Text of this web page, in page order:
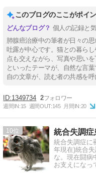
このブログのここがポイ
個人の記録と
肺腺癌治療中の筆者が日々の
吐露が中心です。猫との暮ら
点も交えながら、写真や思い
といったテーマが、自然な言
自の文章が、読む者の共感を呼
1349734 2
週間IN:15 週間OUT:145 月間IN:20
10 統合失調
統合失調症に
年現在)統合
な。現在闘病
お支えになっ